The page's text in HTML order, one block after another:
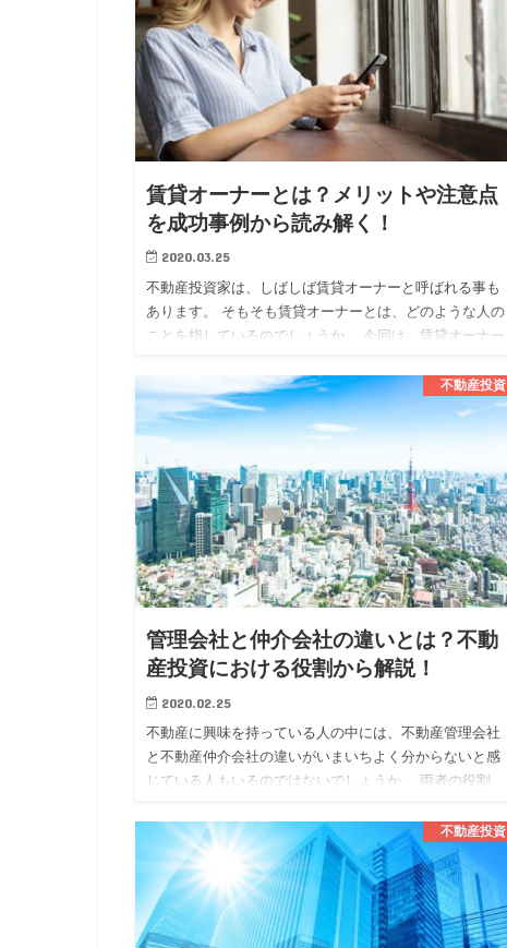
賃貸オーナーとは？メリットや注意点
を成功事例から読み解く！
2020.03.25
不動産投資家は、しばしば賃貸オーナーと呼ばれる事も
あります。 そもそも賃貸オーナーとは、どのような人の
ことを指しているのでしょうか。 今回は、賃貸オーナー
ます。 賃貸オー…
不動産投資
管理会社と仲介会社の違いとは？不動
産投資における役割から解説！
2020.02.25
不動産に興味を持っている人の中には、不動産管理会社
と不動産仲介会社の違いがいまいちよく分からないと感
じている人もいるのではないでしょうか。 両者の役割
す。 今回は、そんな不…
不動産投資